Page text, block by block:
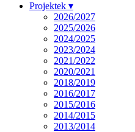
Projektek ▾
2026/2027
2025/2026
2024/2025
2023/2024
2021/2022
2020/2021
2018/2019
2016/2017
2015/2016
2014/2015
2013/2014